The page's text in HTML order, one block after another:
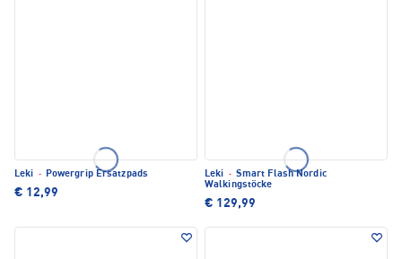
Leki · Powergrip Ersatzpads
€ 12,99
Leki · Smart Flash Nordic
Walkingstöcke
€ 129,99